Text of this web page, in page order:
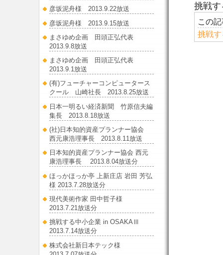
挑戦
この
挑戦
彦坂泥舟様 2013.9.22放送
彦坂泥舟様 2013.9.15放送
まさゆめ企画 田頭正弘代表
2013.9.8放送
まさゆめ企画 田頭正弘代表
2013.9.1放送
(有)フューチャーコンピュータース
クール 山崎社長 2013.8.25放送
日本一明るい経済新聞 竹原信夫編
集長 2013.8.18放送
(社)日本知的資産プランナー協会
西元康浩理事長 2013.8.11放送
日本知的資産プランナー協会 西元
康浩理事長 2013.8.04放送分
ほっかほっか亭 上新庄店 岩田 芳弘
様 2013.7.28放送分
現代美術作家 田中哲子様
2013.7.21放送分
挑戦する中小企業 in OSAKAⅢ
2013.7.14放送分
株式会社新日本テック様